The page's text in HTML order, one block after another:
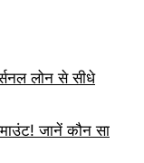
लोन से सीधे
जानें कौन सा